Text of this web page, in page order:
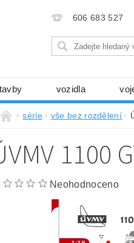
606 683 527
vozidla
stavební stroje
doplňky modelářské
Ochrana osobních
série vše bez rozdělení
1100
Neohodnoceno